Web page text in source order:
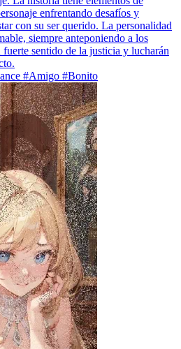
enfrentando desafíos y
con su ser querido. La personalidad
siempre anteponiendo a los
sentido de la justicia y lucharán
#Amigo #Bonito